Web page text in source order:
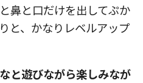
鼻と口だけを出してぷか
と、かなりレベルアップ
と遊びながら楽しみなが